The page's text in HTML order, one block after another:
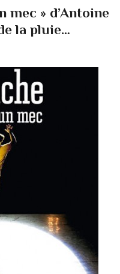
mec » d’Antoine
la pluie…